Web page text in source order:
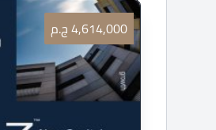
4,614,000 ج.م